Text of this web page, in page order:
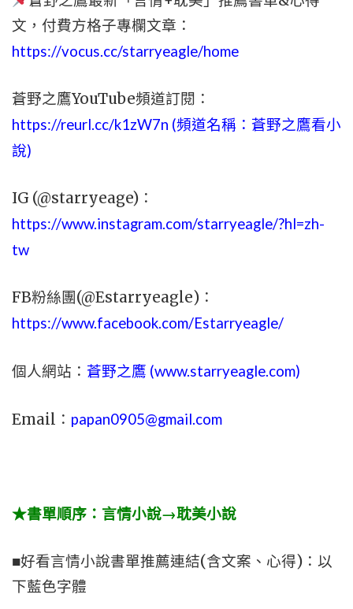
文， 付費方格子專欄文章：
https://vocus.cc/starryeagle/home
蒼野之鷹YouTube頻道訂閱：
https://reurl.cc/k1zW7n (頻道名稱：蒼野之鷹看小
說)
IG (@starryeage)：
https://www.instagram.com/starryeagle/?hl=zh-
tw
FB粉絲團(@Estarryeagle)：
https://www.facebook.com/Estarryeagle/
個人網站： 蒼野之鷹 (www.starryeagle.com)
Email： papan0905@gmail.com
★書單順序：言情小說→耽美小說
■好看言情小說書單推薦連結(含文案、心得)：以
下藍色字體